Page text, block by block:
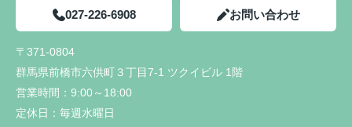
027-226-6908 お問い合わせ
〒371-0804
群馬県前橋市六供町３丁目7-1 ツクイビル 1階
営業時間： 9:00～18:00
定休日： 毎週水曜日